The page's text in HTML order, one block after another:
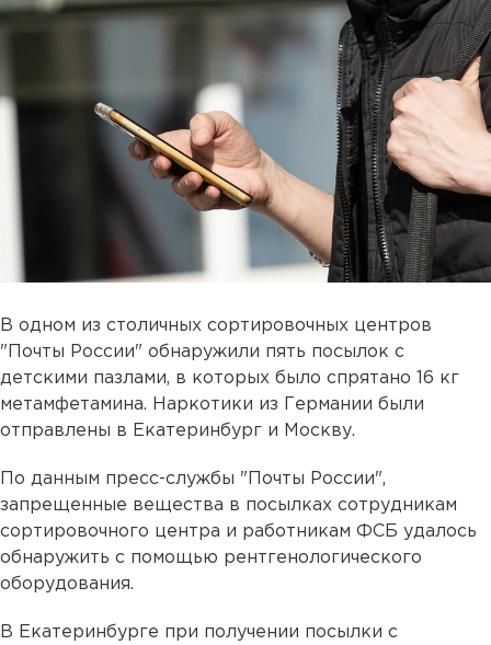
В одном из столичных сортировочных центров
"Почты России" обнаружили пять посылок с
детскими пазлами, в которых было спрятано 16 кг
метамфетамина. Наркотики из Германии были
отправлены в Екатеринбург и Москву.
По данным пресс-службы "Почты России",
запрещенные вещества в посылках сотрудникам
сортировочного центра и работникам ФСБ удалось
обнаружить с помощью рентгенологического
оборудования.
В Екатеринбурге при получении посылки с